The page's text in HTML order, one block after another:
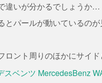
違いが分かるでしょうか…
とパールが動いているの
ロント周りのほかにサイ